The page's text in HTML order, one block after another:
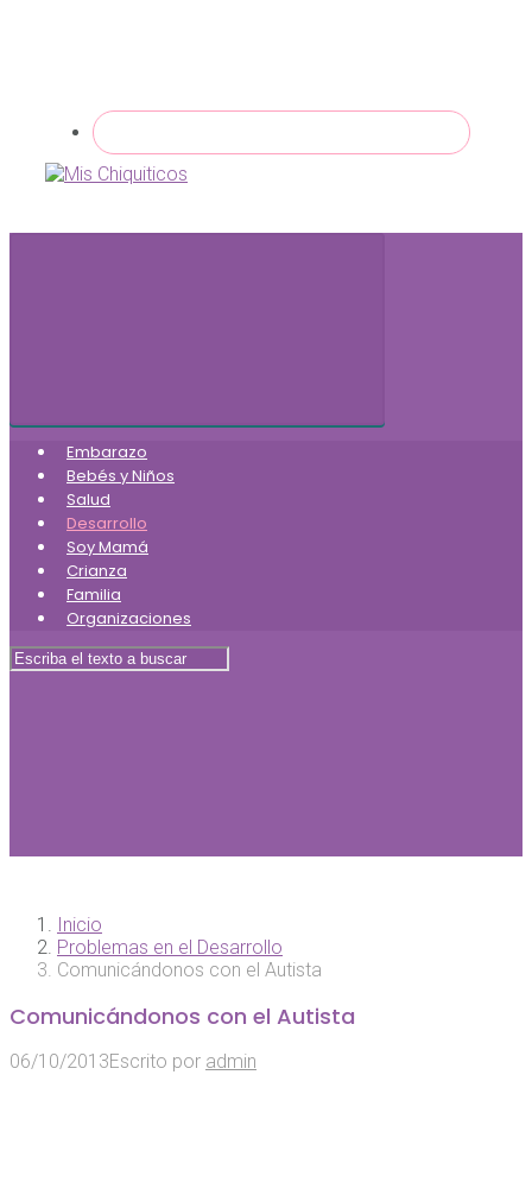
Embarazo
Bebés y Niños
Salud
Desarrollo
Soy Mamá
Crianza
Familia
Organizaciones
Inicio
Problemas en el Desarrollo
Comunicándonos con el Autista
Comunicándonos con el Autista
06/10/2013Escrito por admin